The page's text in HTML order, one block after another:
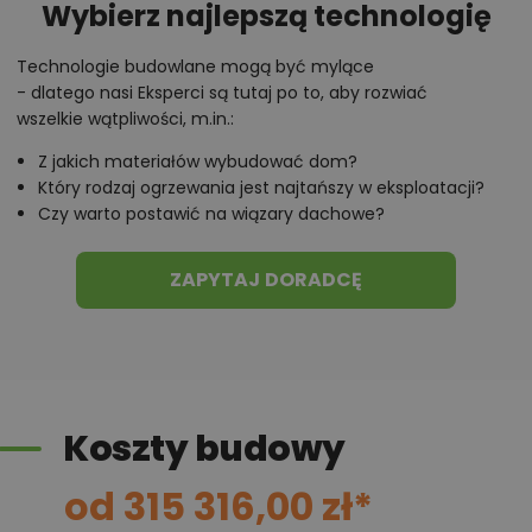
gazowym oraz dodatkowym, użytecznym wyjściem
prowadzącym wprost do ogrodu. Dzięki temu
dodatkowemu wyjściu pomieszczenie to może także
pełnić funkcję zaplecza z narzędziami ogrodniczymi.
Taras - łącznik między ogrodem a
tarasem
Główną część parteru zajmuje obszerna strefa
dzienna składająca się z salonu (31,52 m²) otwartego
oświetlenia z dwóch stron, dom nadaje się na działkę
wschodu, jak i zachodu. Przeszklenia, które są
Wybierz najlepszą technologię
Technologie budowlane mogą być mylące
- dlatego nasi Eksperci są tutaj po to, aby rozwiać
wszelkie wątpliwości, m.in.:
Z jakich materiałów wybudować dom?
Który rodzaj ogrzewania jest najtańszy w eksploatacji?
Czy warto postawić na wiązary dachowe?
ZAPYTAJ DORADCĘ
Koszty budowy
od 315 316,00 zł*